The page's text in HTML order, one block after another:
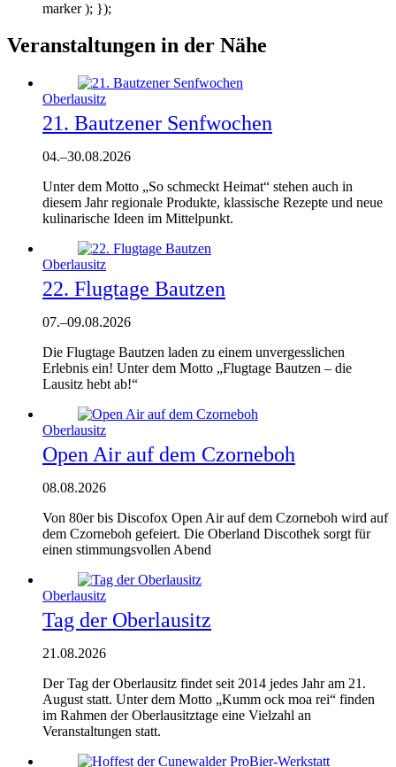
marker ); });
Veranstaltungen in der Nähe
Oberlausitz
21. Bautzener Senfwochen
04.–30.08.2026
Unter dem Motto „So schmeckt Heimat“ stehen auch in
diesem Jahr regionale Produkte, klassische Rezepte und neue
kulinarische Ideen im Mittelpunkt.
Oberlausitz
22. Flugtage Bautzen
07.–09.08.2026
Die Flugtage Bautzen laden zu einem unvergesslichen
Erlebnis ein! Unter dem Motto „Flugtage Bautzen – die
Lausitz hebt ab!“
Oberlausitz
Open Air auf dem Czorneboh
08.08.2026
Von 80er bis Discofox Open Air auf dem Czorneboh wird auf
dem Czorneboh gefeiert. Die Oberland Discothek sorgt für
einen stimmungsvollen Abend
Oberlausitz
Tag der Oberlausitz
21.08.2026
Der Tag der Oberlausitz findet seit 2014 jedes Jahr am 21.
August statt. Unter dem Motto „Kumm ock moa rei“ finden
im Rahmen der Oberlausitztage eine Vielzahl an
Veranstaltungen statt.